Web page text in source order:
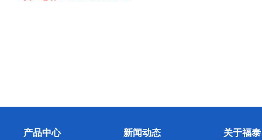
产品中心 新闻动态 关于福泰